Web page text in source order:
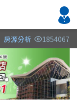
不限
不限
不限
房源分析 1854067